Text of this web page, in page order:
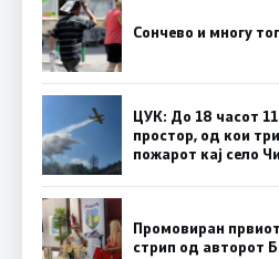
Сончево и многу
ЦУК: До 18 часот
простор, од кои
пожарот кај село
Промовиран
стрип од авторот